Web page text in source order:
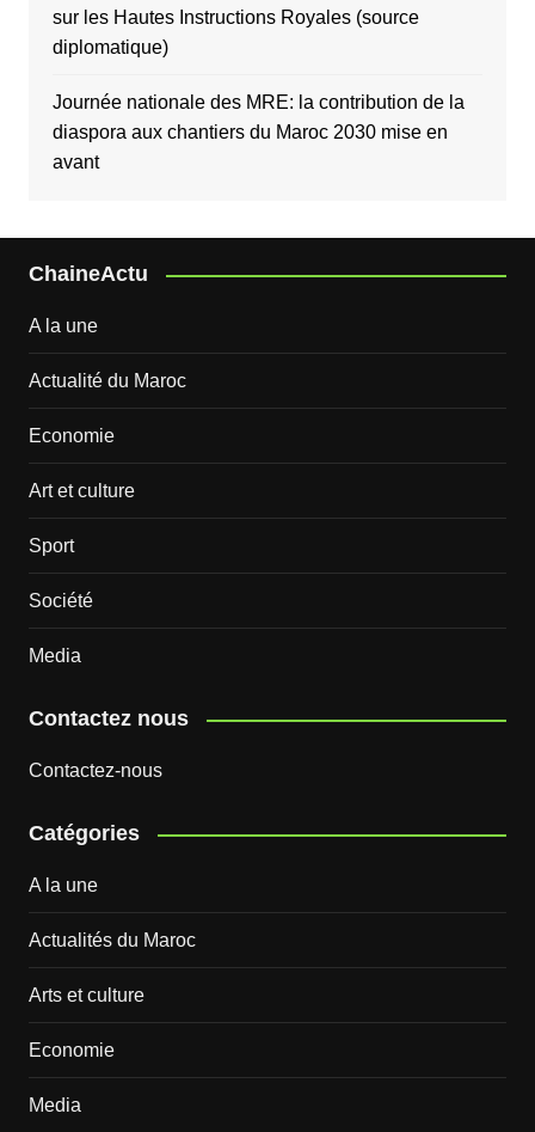
sur les Hautes Instructions Royales (source
diplomatique)
Journée nationale des MRE: la contribution de la
diaspora aux chantiers du Maroc 2030 mise en
avant
ChaineActu
A la une
Actualité du Maroc
Economie
Art et culture
Sport
Société
Media
Contactez nous
Contactez-nous
Catégories
A la une
Actualités du Maroc
Arts et culture
Economie
Media